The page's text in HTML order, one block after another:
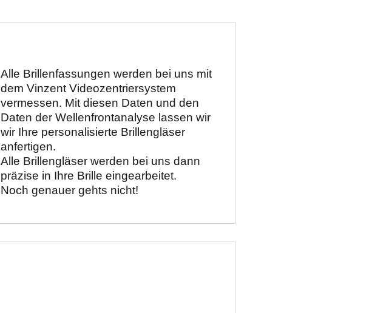
Alle Brillenfassungen werden bei uns mit
dem Vinzent Videozentriersystem
vermessen. Mit diesen Daten und den
Daten der Wellenfrontanalyse lassen wir
wir Ihre personalisierte Brillengläser
anfertigen.
Alle Brillengläser werden bei uns dann
präzise in Ihre Brille eingearbeitet.
Noch genauer gehts nicht!